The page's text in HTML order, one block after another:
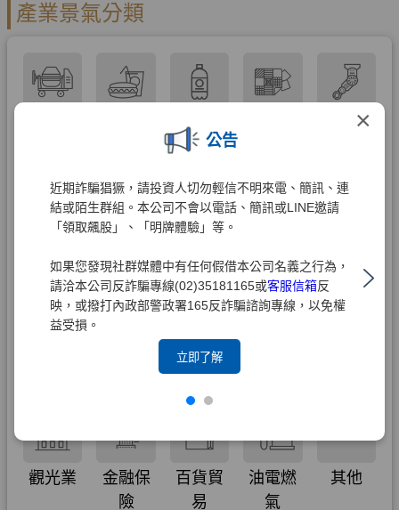
×
公告
近期詐騙猖獗，請投資人切勿輕信不明來電、簡訊、連
結或陌生群組。本公司不會以電話、簡訊或LINE邀請
「領取飆股」、「明牌體驗」等。
如果您發現社群媒體中有任何假借本公司名義之行為，
請洽本公司反詐騙專線(02)35181165或客服信箱反
映，或撥打內政部警政署165反詐騙諮詢專線，以免權
益受損。
立即了解